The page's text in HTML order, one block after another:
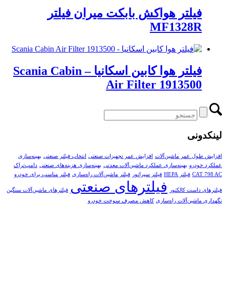
فیلتر هواکش بابکت میران فیلتر
MF1328R
فیلتر هوا کابین اسکانیا – Scania Cabin
Air Filter 1913500
لینکدونی
افزایش طول عمر ماشین‌آلات افزایش عمر تجهیزات صنعتی انتخاب فیلتر صنعتی بهینه‌سازی
عملکرد خودرو بهینه‌سازی عملکرد ماشین‌آلات معدنی بهینه‌سازی هزینه‌های صنعتی دامپ‌تراک
CAT 798 AC فیلتر HEPA فیلتر سپراتور فیلتر ماشین‌آلات راه‌سازی فیلتر مناسب برای خودرو
فیلترهای داست کالکتور فیلترهای صنعتی فیلترهای ماشین‌آلات سنگین
نگهداری ماشین‌آلات راه‌سازی کاهش مصرف سوخت خودرو